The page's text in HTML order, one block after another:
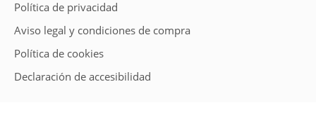
Política de privacidad
Aviso legal y condiciones de compra
Política de cookies
Declaración de accesibilidad